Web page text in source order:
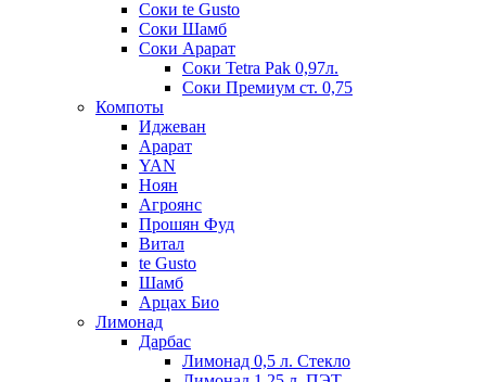
Соки te Gusto
Соки Шамб
Соки Арарат
Соки Tetra Pak 0,97л.
Соки Премиум ст. 0,75
Компоты
Иджеван
Арарат
YAN
Ноян
Агроянс
Прошян Фуд
Витал
te Gusto
Шамб
Арцах Био
Лимонад
Дарбас
Лимонад 0,5 л. Стекло